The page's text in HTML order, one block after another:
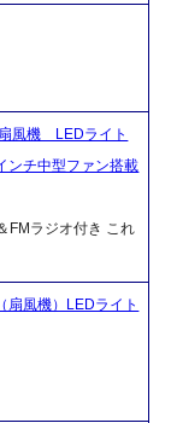
扇風機 LEDライト
チ中型ファン搭載
FMラジオ付き これ
扇風機）LEDライト